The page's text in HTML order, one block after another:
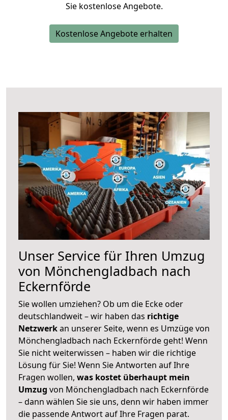
Sie kostenlose Angebote.
Kostenlose Angebote erhalten
Unser Service für Ihren Umzug
von Mönchengladbach nach
Eckernförde
Sie wollen umziehen? Ob um die Ecke oder
deutschlandweit – wir haben das richtige
Netzwerkan unserer Seite, wenn es Umzüge von
Mönchengladbach nach Eckernförde geht! Wenn
Sie nicht weiterwissen – haben wir die richtige
Lösung für Sie! Wenn Sie Antworten auf Ihre
Fragen wollen, was kostet überhaupt mein
Umzug von Mönchengladbach nach Eckernförde
– dann wählen Sie sie uns, denn wir haben immer
die passende Antwort auf Ihre Fragen parat.